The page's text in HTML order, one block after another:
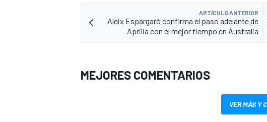
ARTÍCULO ANTERIOR
Aleix Espargaró confirma el paso adelante de
Aprilia con el mejor tiempo en Australia
MEJORES COMENTARIOS
VER MÁS Y